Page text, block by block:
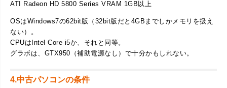
ATI Radeon HD 5800 Series VRAM 1GB以上
OSはWindows7の62bit版（32bit版だと4GBまでしかメモリを扱え
ない）。
CPUはIntel Core i5か、それと同等。
グラボは、GTX950（補助電源なし）で十分かもしれない。
4.中古パソコンの条件